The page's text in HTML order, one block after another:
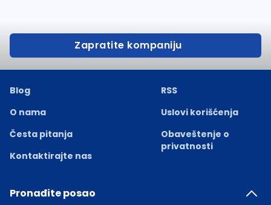
Zapratite kompaniju
Blog
O nama
Česta pitanja
Kontaktirajte nas
RSS
Uslovi korišćenja
Obaveštenje o
privatnosti
Pronađite posao